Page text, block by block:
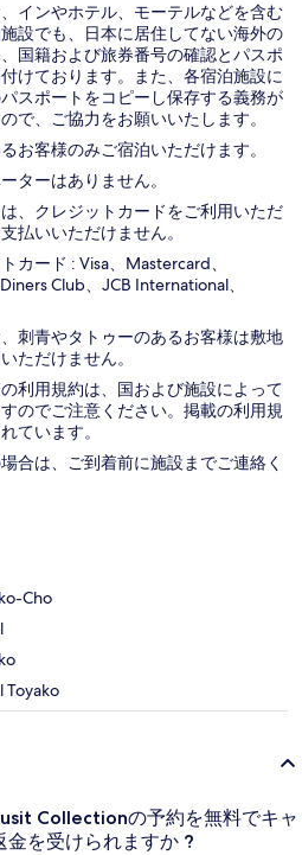
インやホテル、モーテルなどを含む
設でも、日本に​居住してない海外の
国籍および旅券番号の確認とパスポ
け​ております。また、各宿泊施設に
スポートをコピーし保存する義務が
で、ご協力をお願いいたします。
お客様のみご宿泊いただけます。
ターはありません。
、クレジットカードをご利用いただ
払いいただけません。
カード : Visa、Mastercard、
Club、JCB International、
刺青やタトゥーのあるお客様は敷地
ただけません。
利用規約は、国および施設によって
のでご注意ください。掲載の利用規
ています。
合は、ご到着前に施設までご連絡く
Cho
Toyako
Collectionの予約を無料でキャ
金を受けられますか ?